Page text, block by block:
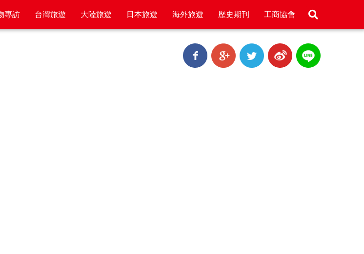
專訪 台灣旅遊 大陸旅遊 日本旅遊 海外旅遊 歷史期刊 工商協會